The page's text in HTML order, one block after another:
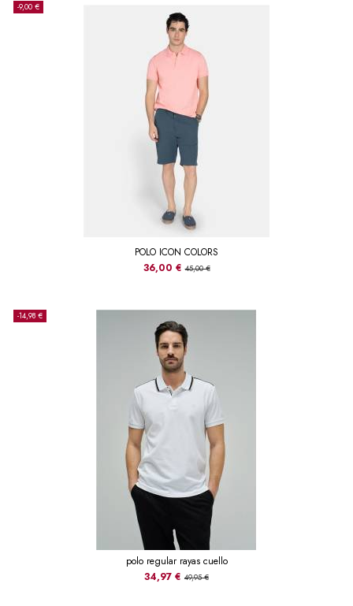
-9,00 €
POLO ICON COLORS
36,00 € 45,00 €
-14,98 €
polo regular rayas cuello
34,97 € 49,95 €